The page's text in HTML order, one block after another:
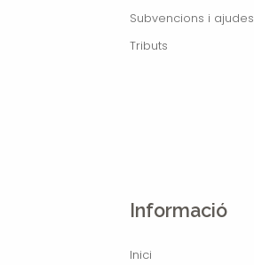
Subvencions i ajudes
Tributs
Informació
Inici